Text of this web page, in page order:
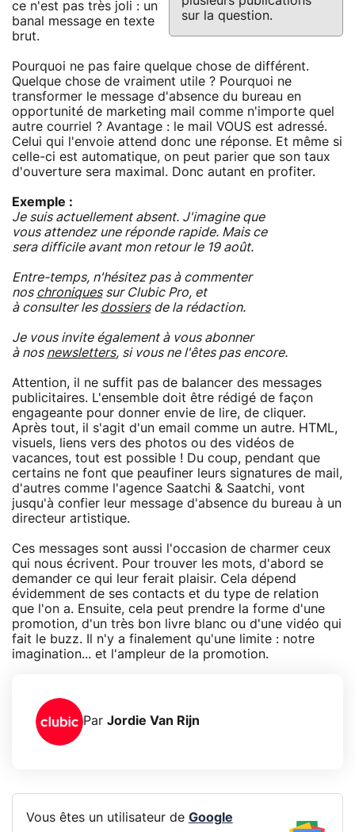
sur la question.
ce n'est pas très joli : un
banal message en texte
brut.
Pourquoi ne pas faire quelque chose de différent.
Quelque chose de vraiment utile ? Pourquoi ne
transformer le message d'absence du bureau en
opportunité de marketing mail comme n'importe quel
autre courriel ? Avantage : le mail VOUS est adressé.
Celui qui l'envoie attend donc une réponse. Et même si
celle-ci est automatique, on peut parier que son taux
d'ouverture sera maximal. Donc autant en profiter.
Exemple :
Je suis actuellement absent. J'imagine que
vous attendez une réponde rapide. Mais ce
sera difficile avant mon retour le 19 août.
Entre-temps, n'hésitez pas à commenter
nos chroniquessur Clubic Pro, et
à consulter les dossiersde la rédaction.
Je vous invite également à vous abonner
à nos newsletters, si vous ne l'êtes pas encore.
Attention, il ne suffit pas de balancer des messages
publicitaires. L'ensemble doit être rédigé de façon
engageante pour donner envie de lire, de cliquer.
Après tout, il s'agit d'un email comme un autre. HTML,
visuels, liens vers des photos ou des vidéos de
vacances, tout est possible ! Du coup, pendant que
certains ne font que peaufiner leurs signatures de mail,
d'autres comme l'agence Saatchi & Saatchi, vont
jusqu'à confier leur message d'absence du bureau à un
directeur artistique.
Ces messages sont aussi l'occasion de charmer ceux
qui nous écrivent. Pour trouver les mots, d'abord se
demander ce qui leur ferait plaisir. Cela dépend
évidemment de ses contacts et du type de relation
que l'on a. Ensuite, cela peut prendre la forme d'une
promotion, d'un très bon livre blanc ou d'une vidéo qui
fait le buzz. Il n'y a finalement qu'une limite : notre
imagination... et l'ampleur de la promotion.
Par Jordie Van Rijn
Vous êtes un utilisateur de Google